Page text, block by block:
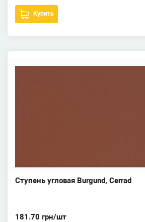
Купить
Ступень угловая Burgund, Cerrad
181.70 грн/шт